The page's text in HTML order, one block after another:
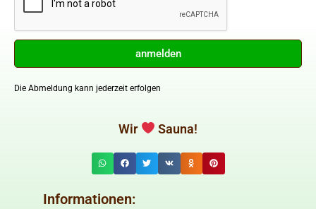
anmelden
Die Abmeldung kann jederzeit erfolgen
Wir Sauna!
Informationen: